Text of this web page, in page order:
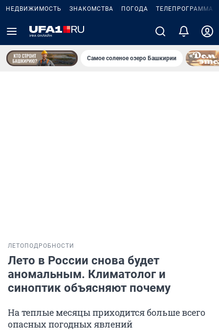
НЕДВИЖИМОСТЬ ЗНАКОМСТВА ПОГОДА ТЕЛЕПРОГРАММА
Самое соленое озеро Башкирии
ЛЕТО ПОДРОБНОСТИ
Лето в России снова будет
аномальным. Климатолог и
синоптик объясняют почему
На теплые месяцы приходится больше всего
опасных погодных явлений